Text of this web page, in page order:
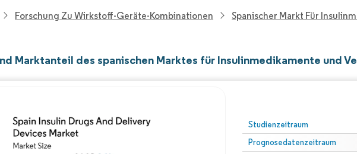
Forschung Zu Wirkstoff-Geräte-Kombinationen Spanischer Markt Für
Marktanteil des spanischen Marktes für Insulinmedikamente und
Studienzeitraum
Prognosedatenzeitraum